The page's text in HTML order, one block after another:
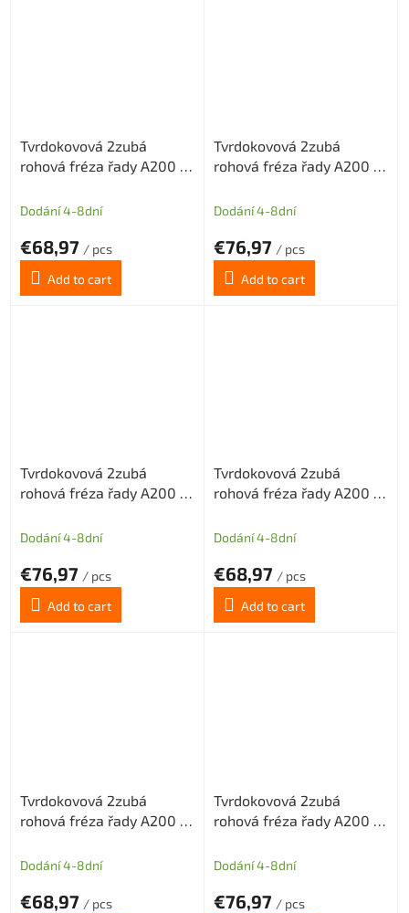
Tvrdokovová 2zubá
rohová fréza řady A200 s
pr.4mm odlehčený krček
Dodání 4-8dní
€68,97 / pcs
Add to cart
Tvrdokovová 2zubá
rohová fréza řady A200 s
pr.4mm odlehčený krček
Dodání 4-8dní
€76,97 / pcs
Add to cart
Tvrdokovová 2zubá
rohová fréza řady A200 s
pr.4mm odlehčený krček
Dodání 4-8dní
€76,97 / pcs
Add to cart
Tvrdokovová 2zubá
rohová fréza řady A200 s
pr.5mm odlehčený krček
Dodání 4-8dní
€68,97 / pcs
Add to cart
Tvrdokovová 2zubá
rohová fréza řady A200 s
pr.5mm odlehčený krček
Dodání 4-8dní
€68,97 / pcs
Tvrdokovová 2zubá
rohová fréza řady A200 s
pr.5mm odlehčený krček
Dodání 4-8dní
€76,97 / pcs